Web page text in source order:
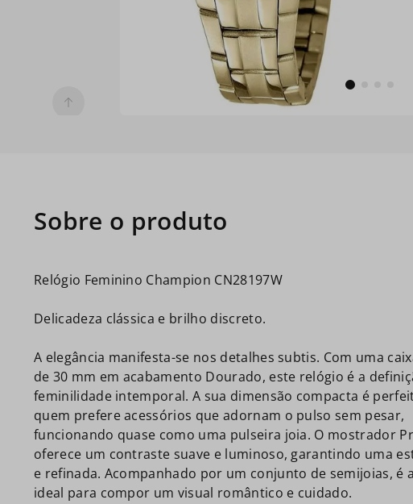
Relógio Feminino Champion CN28197W
Delicadeza clássica e brilho discreto.
A elegância manifesta-se nos detalhes subtis. Com uma
de 30 mm em acabamento Dourado, este relógio é a
feminilidade intemporal. A sua dimensão compacta é
quem prefere acessórios que adornam o pulso sem pesar,
funcionando quase como uma pulseira joia. O mostrador
oferece um contraste suave e luminoso, garantindo uma
e refinada. Acompanhado por um conjunto de semijoias, é
ideal para compor um visual romântico e cuidado.